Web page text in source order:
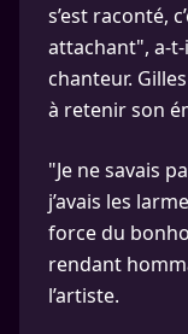
s’est raconté,
attachant", a-
chanteur.
à retenir son
"Je ne savais
j’avais les
force du
rendant
l’artiste.